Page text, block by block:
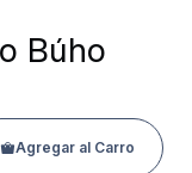
Búho
Agregar al Carro